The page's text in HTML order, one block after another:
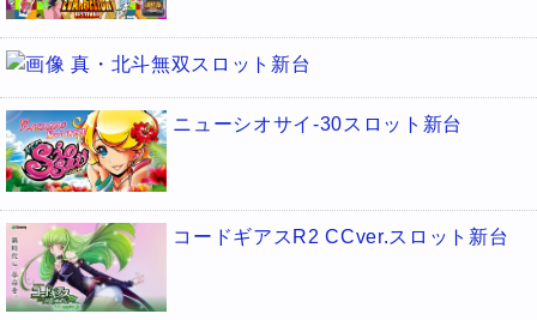
真・北斗無双スロット新台
ニューシオサイ-30スロット新台
コードギアスR2 CCver.スロット新台